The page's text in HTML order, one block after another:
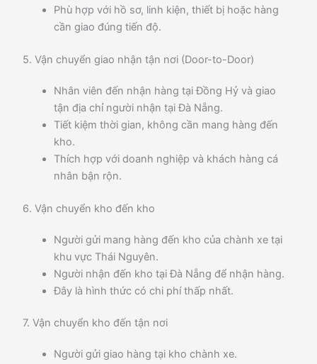
Phù hợp với hồ sơ, linh kiện, thiết bị hoặc hàng
cần giao đúng tiến độ.
5. Vận chuyển giao nhận tận nơi (Door-to-Door)
Nhân viên đến nhận hàng tại Đồng Hỷ và giao
tận địa chỉ người nhận tại Đà Nẵng.
Tiết kiệm thời gian, không cần mang hàng đến
kho.
Thích hợp với doanh nghiệp và khách hàng cá
nhân bận rộn.
6. Vận chuyển kho đến kho
Người gửi mang hàng đến kho của chành xe tại
khu vực Thái Nguyên.
Người nhận đến kho tại Đà Nẵng để nhận hàng.
Đây là hình thức có chi phí thấp nhất.
7. Vận chuyển kho đến tận nơi
Người gửi giao hàng tại kho chành xe.